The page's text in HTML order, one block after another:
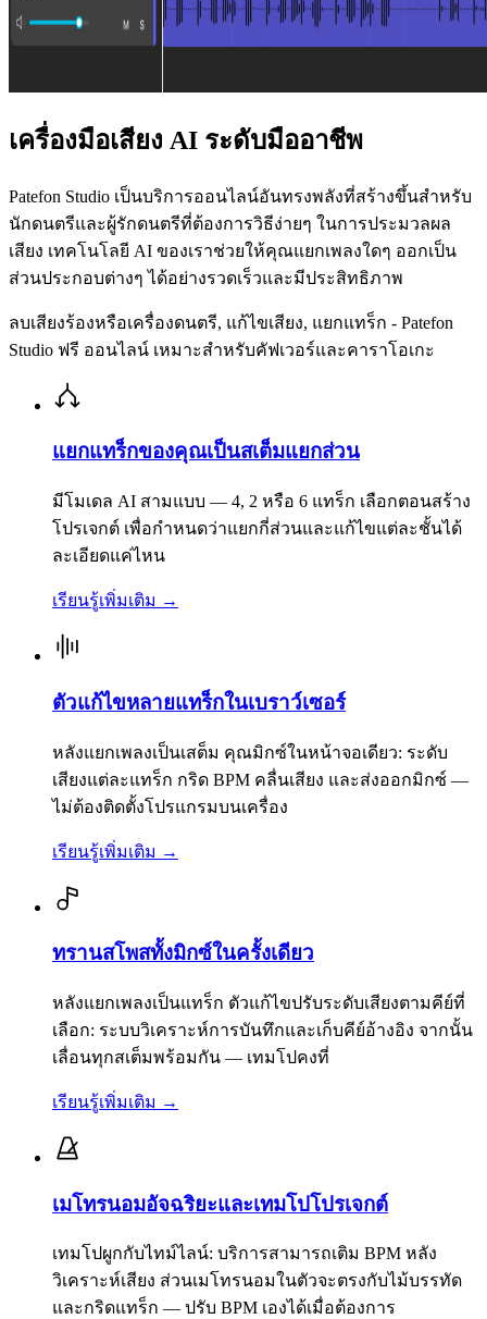
เครื่องมือเสียง AI ระดับมืออาชีพ
Patefon Studio เป็นบริการออนไลน์อันทรงพลังที่สร้างขึ้นสำหรับ
นักดนตรีและผู้รักดนตรีที่ต้องการวิธีง่ายๆ ในการประมวลผล
เสียง เทคโนโลยี AI ของเราช่วยให้คุณแยกเพลงใดๆ ออกเป็น
ส่วนประกอบต่างๆ ได้อย่างรวดเร็วและมีประสิทธิภาพ
ลบเสียงร้องหรือเครื่องดนตรี, แก้ไขเสียง, แยกแทร็ก - Patefon
Studio ฟรี ออนไลน์ เหมาะสำหรับคัฟเวอร์และคาราโอเกะ
แยกแทร็กของคุณเป็นสเต็มแยกส่วน
มีโมเดล AI สามแบบ — 4, 2 หรือ 6 แทร็ก เลือกตอนสร้าง
โปรเจกต์ เพื่อกำหนดว่าแยกกี่ส่วนและแก้ไขแต่ละชั้นได้
ละเอียดแค่ไหน
เรียนรู้เพิ่มเติม →
ตัวแก้ไขหลายแทร็กในเบราว์เซอร์
หลังแยกเพลงเป็นเสต็ม คุณมิกซ์ในหน้าจอเดียว: ระดับ
เสียงแต่ละแทร็ก กริด BPM คลื่นเสียง และส่งออกมิกซ์ —
ไม่ต้องติดตั้งโปรแกรมบนเครื่อง
เรียนรู้เพิ่มเติม →
ทรานสโพสทั้งมิกซ์ในครั้งเดียว
หลังแยกเพลงเป็นแทร็ก ตัวแก้ไขปรับระดับเสียงตามคีย์ที่
เลือก: ระบบวิเคราะห์การบันทึกและเก็บคีย์อ้างอิง จากนั้น
เลื่อนทุกสเต็มพร้อมกัน — เทมโปคงที่
เรียนรู้เพิ่มเติม →
เมโทรนอมอัจฉริยะและเทมโปโปรเจกต์
เทมโปผูกกับไทม์ไลน์: บริการสามารถเติม BPM หลัง
วิเคราะห์เสียง ส่วนเมโทรนอมในตัวจะตรงกับไม้บรรทัด
และกริดแทร็ก — ปรับ BPM เองได้เมื่อต้องการ